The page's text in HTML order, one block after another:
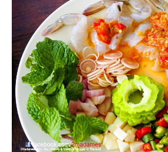
ออสเตรเลีย
นิวซีแลนด์
อเมริกา
ร้านอร่อย
บทความครอบครัว
Beauty Review
รีวิวสายการบิน
Products & Applications